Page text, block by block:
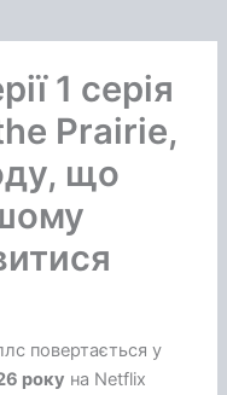
1 серія
Prairie,
що
повертається у
року на Netflix